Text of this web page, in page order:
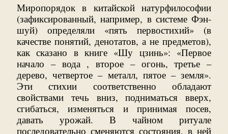
Миропорядок в китайской натурфилософии
(зафиксированный, например, в системе Фэн-
шуй) определяли «пять первостихий» (в
качестве понятий, денотатов, а не предметов),
как сказано в книге «Шу цзинь»: «Первое
начало – вода , второе – огонь, третье –
дерево, четвертое – металл, пятое – земля».
Эти стихии соответственно обладают
свойствами течь вниз, подниматься вверх,
сгибаться, изменяться и принимая посев,
давать урожай. В чайном ритуале
последовательно сменяются состояния, в ней